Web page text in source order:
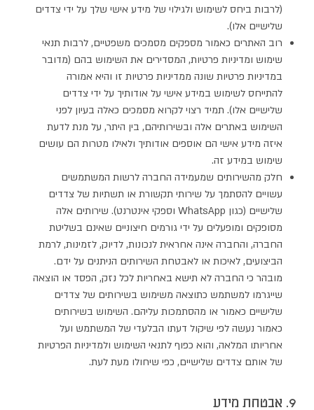
(לרבות ביחס לשימוש ולגילוי של מידע אישי שלך על ידי צדדים
שלישיים אלו).
רוב האתרים כאמור מספקים מסמכים משפטיים, לרבות תנאי
שימוש ומדיניות פרטיות, המסדירים את השימוש בהם (מדובר
במדיניות פרטיות שונה ממדיניות פרטיות זו והיא אמורה
להתייחס לשימוש במידע אישי על אודותיך על ידי צדדים
שלישיים אלו). תמיד רצוי לקרוא מסמכים כאלה בעיון לפני
השימוש באתרים אלה ובשירותיהם, בין היתר, על מנת לדעת
איזה מידע אישי הם אוספים אודותיך ולאילו מטרות הם עושים
שימוש במידע זה.
חלק מהשירותים שמעמידה החברה לרשות המשתמשים
עשויים להסתמך על שירותי תקשורת או תשתיות של צדדים
שלישיים (כגון WhatsApp וספקי אינטרנט). שירותים אלה
מסופקים ומופעלים על ידי גורמים חיצוניים שאינם בשליטת
החברה, והחברה אינה אחראית לנכונות, לדיוק, לזמינות, לרמת
הביצועים, לאיכות או לאבטחת השירותים הניתנים על ידם.
מובהר כי החברה לא תישא באחריות לכל נזק, הפסד או הוצאה
שייגרמו למשתמש כתוצאה משימוש בשירותים של צדדים
שלישיים כאמור או מהסתמכות עליהם. השימוש בשירותים
כאמור נעשה לפי שיקול דעתו הבלעדי של המשתמש ועל
אחריותו המלאה, והוא כפוף לתנאי השימוש ולמדיניות הפרטיות
של אותם צדדים שלישיים, כפי שיחולו מעת לעת.
9. אבטחת מידע